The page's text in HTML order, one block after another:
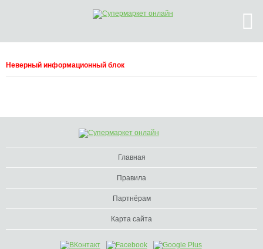
Неверный информационный блок
Главная
Правила
Партнёрам
Карта сайта